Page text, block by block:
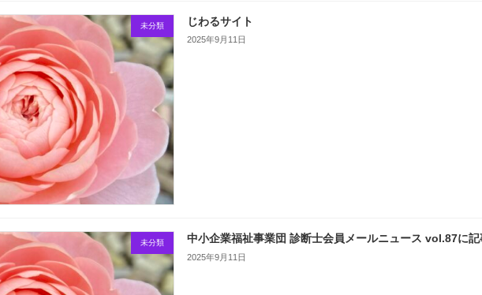
未分類 じわるサイト
2025年9月11日
未分類 中小企業福祉事業団 診断士会員メールニュース vol.87に
2025年9月11日